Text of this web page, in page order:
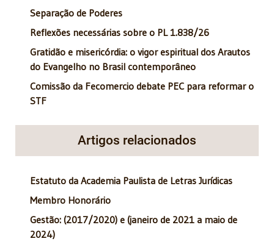
Separação de Poderes
Reflexões necessárias sobre o PL 1.838/26
Gratidão e misericórdia: o vigor espiritual dos Arautos
do Evangelho no Brasil contemporâneo
Comissão da Fecomercio debate PEC para reformar o
STF
Artigos relacionados
Estatuto da Academia Paulista de Letras Jurídicas
Membro Honorário
Gestão: (2017/2020) e (janeiro de 2021 a maio de
2024)